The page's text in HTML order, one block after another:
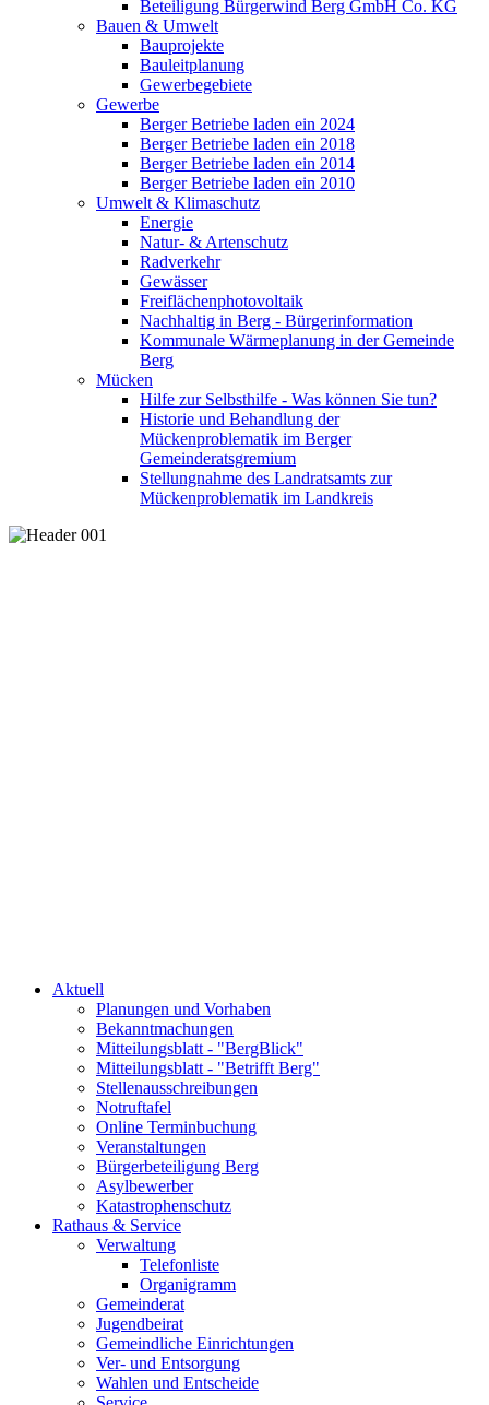
Beteiligung Bürgerwind Berg GmbH Co. KG
Bauen & Umwelt
Bauprojekte
Bauleitplanung
Gewerbegebiete
Gewerbe
Berger Betriebe laden ein 2024
Berger Betriebe laden ein 2018
Berger Betriebe laden ein 2014
Berger Betriebe laden ein 2010
Umwelt & Klimaschutz
Energie
Natur- & Artenschutz
Radverkehr
Gewässer
Freiflächenphotovoltaik
Nachhaltig in Berg - Bürgerinformation
Kommunale Wärmeplanung in der Gemeinde
Berg
Mücken
Hilfe zur Selbsthilfe - Was können Sie tun?
Historie und Behandlung der
Mückenproblematik im Berger
Gemeinderatsgremium
Stellungnahme des Landratsamts zur
Mückenproblematik im Landkreis
Aktuell
Planungen und Vorhaben
Bekanntmachungen
Mitteilungsblatt - "BergBlick"
Mitteilungsblatt - "Betrifft Berg"
Stellenausschreibungen
Notruftafel
Online Terminbuchung
Veranstaltungen
Bürgerbeteiligung Berg
Asylbewerber
Katastrophenschutz
Rathaus & Service
Verwaltung
Telefonliste
Organigramm
Gemeinderat
Jugendbeirat
Gemeindliche Einrichtungen
Ver- und Entsorgung
Wahlen und Entscheide